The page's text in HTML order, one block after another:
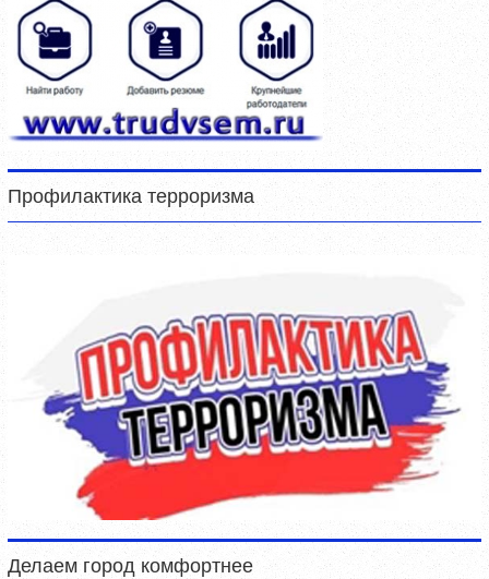
Профилактика терроризма
Делаем город комфортнее